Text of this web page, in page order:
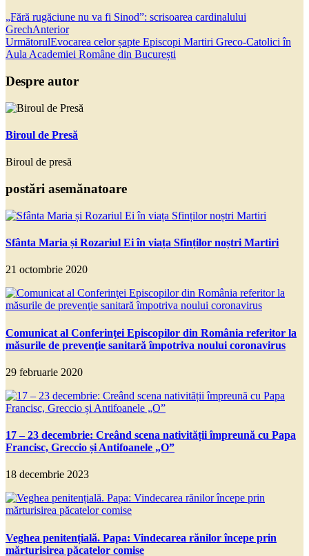
„Fără rugăciune nu va fi Sinod”: scrisoarea cardinalului
GrechAnterior
UrmătorulEvocarea celor șapte Episcopi Martiri Greco-Catolici în
Aula Academiei Române din București
Despre autor
Biroul de Presă
Biroul de presă
postări asemănatoare
Sfânta Maria și Rozariul Ei în viața Sfinților noștri Martiri
21 octombrie 2020
Comunicat al Conferinţei Episcopilor din România referitor la
măsurile de prevenţie sanitară împotriva noului coronavirus
29 februarie 2020
17 – 23 decembrie: Creând scena nativității împreună cu Papa
Francisc, Greccio și Antifoanele „O”
18 decembrie 2023
Veghea penitențială. Papa: Vindecarea rănilor începe prin
mărturisirea păcatelor comise